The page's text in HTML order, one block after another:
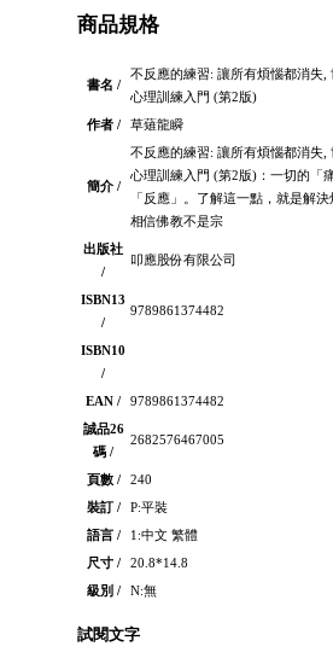
商品規格
書名 /
不反應的練習: 讓所有煩惱都消失,
心理訓練入門 (第2版)
作者 /
草薙龍瞬
簡介 /
不反應的練習: 讓所有煩惱都消失,
心理訓練入門 (第2版)：一切的「
「反應」。了解這一點，就是解
相信佛教不是宗
出版社
/
叩應股份有限公司
ISBN13
/
9789861374482
ISBN10
/
EAN /
9789861374482
誠品26
碼 /
2682576467005
頁數 /
240
裝訂 /
P:平裝
語言 /
1:中文 繁體
尺寸 /
20.8*14.8
級別 /
N:無
試閱文字